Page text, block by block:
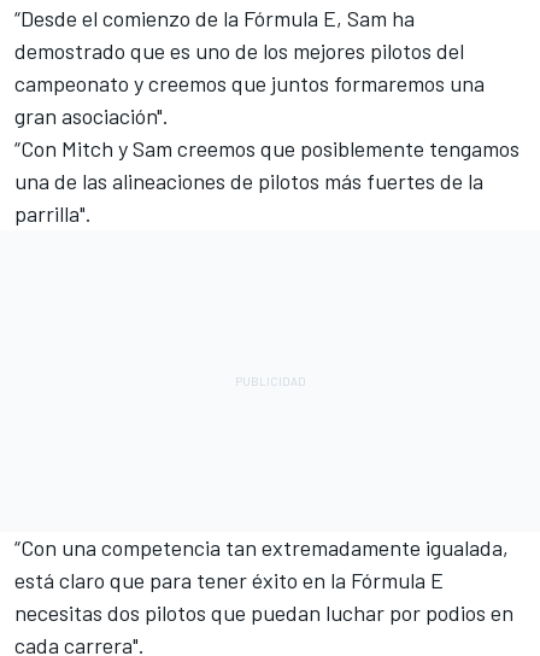
“Desde el comienzo de la Fórmula E, Sam ha
demostrado que es uno de los mejores pilotos del
campeonato y creemos que juntos formaremos una
gran asociación".
“Con Mitch y Sam creemos que posiblemente tengamos
una de las alineaciones de pilotos más fuertes de la
parrilla".
“Con una competencia tan extremadamente igualada,
está claro que para tener éxito en la Fórmula E
necesitas dos pilotos que puedan luchar por podios en
cada carrera".